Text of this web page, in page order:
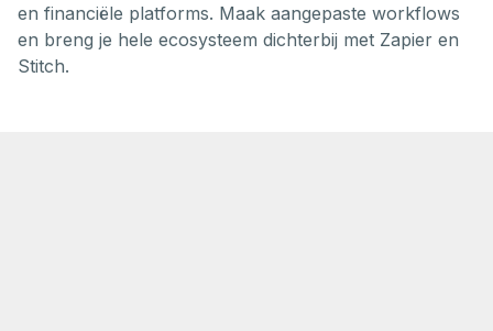
en financiële platforms. Maak aangepaste workflows
en breng je hele ecosysteem dichterbij met Zapier en
Stitch.